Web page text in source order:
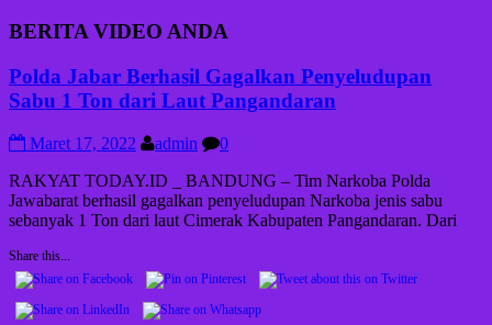
BERITA VIDEO ANDA
Polda Jabar Berhasil Gagalkan Penyeludupan
Sabu 1 Ton dari Laut Pangandaran
Maret 17, 2022 admin
0
RAKYAT TODAY.ID _ BANDUNG – Tim Narkoba Polda
Jawabarat berhasil gagalkan penyeludupan Narkoba jenis sabu
sebanyak 1 Ton dari laut Cimerak Kabupaten Pangandaran. Dari
Share this...